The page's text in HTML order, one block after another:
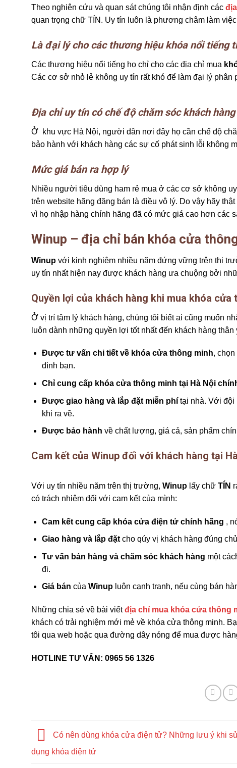
Theo nghiên cứu và quan sát chúng tôi nhận định các
quan trọng chữ TÍN. Uy tín luôn là phương châm làm
Là đại lý cho các thương hiệu khóa nổi tiếng
Các thương hiệu nổi tiếng họ chỉ cho các địa chỉ mua
Các cơ sở nhỏ lẻ không uy tín rất khó để làm đại lý
Địa chỉ uy tín có chế độ chăm sóc khách
Ở khu vực Hà Nội, người dân nơi đây họ cần chế độ
bảo hành với khách hàng các sự cố phát sinh lỗi không
Mức giá bán ra hợp lý
Nhiều người tiêu dùng ham rẻ mua ở các cơ sở không
trên website hãng đăng bán là điều vô lý. Do vậy hãy
vì họ nhập hàng chính hãng đã có mức giá cao hơn các
Winup – địa chỉ bán khóa cửa
Winup với kinh nghiệm nhiều năm đứng vững trên thị
uy tín nhất hiện nay được khách hàng ưa chuộng bởi
Quyền lợi của khách hàng khi mua khóa cửa
Ở vị trí tâm lý khách hàng, chúng tôi biết ai cũng muốn
luôn dành những quyền lợi tốt nhất đến khách hàng thân
Được tư vấn chi tiết về khóa cửa thông minh,
đình bạn.
Chỉ cung cấp khóa cửa thông minh tại Hà Nội
Được giao hàng và lắp đặt miễn phítại nhà. Với đội
khi ra về.
Được bảo hành về chất lượng, giá cả, sản phẩm
Cam kết của Winup đối với khách hàng tại
Với uy tín nhiều năm trên thị trường, Winup lấy chữ TÍN
có trách nhiệm đối với cam kết của mình:
Cam kết cung cấp khóa cửa điện tử chính hãng ,
Giao hàng và lắp đặtcho qúy vị khách hàng đúng
Tư vấn bán hàng và chăm sóc khách hàng một
đi.
Giá bán của Winupluôn cạnh tranh, nếu cùng bán
Những chia sẻ về bài viếtđịa chỉ mua khóa cửa thông
khách có trải nghiệm mới mẻ về khóa cửa thông minh.
tôi qua web hoặc qua đường dây nóng để mua được
HOTLINE TƯ VẤN: 0965 56 1326
Có nên dùng khóa cửa điện tử? Những lưu ý khi
dụng khóa điện tử